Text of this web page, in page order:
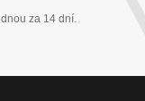
za 14 dní.